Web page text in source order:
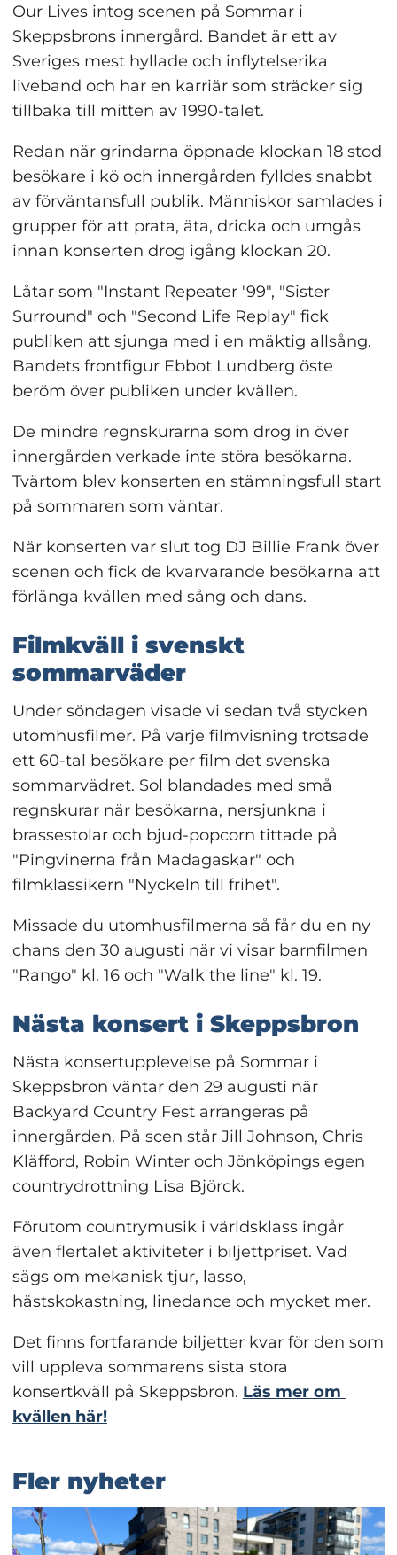
Our Lives intog scenen på Sommar i
Skeppsbrons innergård. Bandet är ett av
Sveriges mest hyllade och inflytelserika
liveband och har en karriär som sträcker sig
tillbaka till mitten av 1990-talet.
Redan när grindarna öppnade klockan 18 stod
besökare i kö och innergården fylldes snabbt
av förväntansfull publik. Människor samlades i
grupper för att prata, äta, dricka och umgås
innan konserten drog igång klockan 20.
Låtar som "Instant Repeater '99", "Sister
Surround" och "Second Life Replay" fick
publiken att sjunga med i en mäktig allsång.
Bandets frontfigur Ebbot Lundberg öste
beröm över publiken under kvällen.
De mindre regnskurarna som drog in över
innergården verkade inte störa besökarna.
Tvärtom blev konserten en stämningsfull start
på sommaren som väntar.
När konserten var slut tog DJ Billie Frank över
scenen och fick de kvarvarande besökarna att
förlänga kvällen med sång och dans.
Filmkväll i svenskt
sommarväder
Under söndagen visade vi sedan två stycken
utomhusfilmer. På varje filmvisning trotsade
ett 60-tal besökare per film det svenska
sommarvädret. Sol blandades med små
regnskurar när besökarna, nersjunkna i
brassestolar och bjud-popcorn tittade på
"Pingvinerna från Madagaskar" och
filmklassikern "Nyckeln till frihet".
Missade du utomhusfilmerna så får du en ny
chans den 30 augusti när vi visar barnfilmen
"Rango" kl. 16 och "Walk the line" kl. 19.
Nästa konsert i Skeppsbron
Nästa konsertupplevelse på Sommar i
Skeppsbron väntar den 29 augusti när
Backyard Country Fest arrangeras på
innergården. På scen står Jill Johnson, Chris
Kläfford, Robin Winter och Jönköpings egen
countrydrottning Lisa Björck.
Förutom countrymusik i världsklass ingår
även flertalet aktiviteter i biljettpriset. Vad
sägs om mekanisk tjur, lasso,
hästskokastning, linedance och mycket mer.
Det finns fortfarande biljetter kvar för den som
vill uppleva sommarens sista stora
konsertkväll på Skeppsbron. Läs mer om
kvällen här!
Fler nyheter